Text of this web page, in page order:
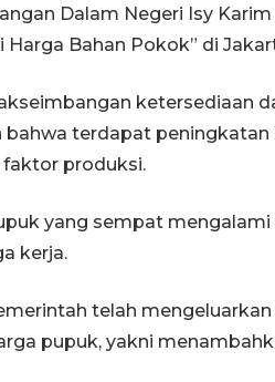
Dalam Negeri Isy
Bahan Pokok” di
ketersediaan
terdapat peningkatan
produksi.
yang sempat
kerja.
telah
pupuk, yakni